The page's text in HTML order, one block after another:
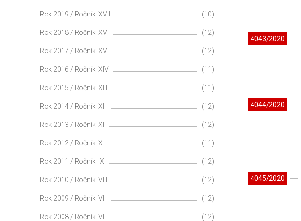
4043/2020
4044/2020
4045/2020
Rok 2019 / Ročník: XVII (10)
Rok 2018 / Ročník: XVI (12)
Rok 2017 / Ročník: XV (12)
Rok 2016 / Ročník: XIV (11)
Rok 2015 / Ročník: XIII (11)
Rok 2014 / Ročník: XII (12)
Rok 2013 / Ročník: XI (12)
Rok 2012 / Ročník: X (11)
Rok 2011 / Ročník: IX (12)
Rok 2010 / Ročník: VIII (12)
Rok 2009 / Ročník: VII (12)
Rok 2008 / Ročník: VI (12)